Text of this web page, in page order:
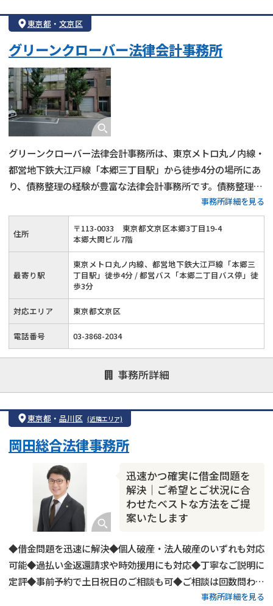
東京都 ・ 文京区
グリーンクローバー法律会計事務所
グリーンクローバー法律会計事務所は、東京メトロ丸ノ内線・
都営地下鉄大江戸線「本郷三丁目駅」から徒歩4分の場所にあ
り、債務整理の経験が豊富な法律会計事務所です。債務整理に
関する初回相談は45分無料で、経済的に不安な方でも相談し
やすい体制を整えています。任意整理だけでなく、個人再生や
自己破産など、依頼者に応じて柔軟にサポートしています。
事務所詳細を見る
住所 〒113-0033
東京都文京区本郷3丁目19-4
本郷大関ビル7階
最寄り駅
東京メトロ丸ノ内線、都営地下鉄大江戸線「本郷三
丁目駅」徒歩4分 / 都営バス「本郷二丁目バス停」徒
歩3分
対応エリア 東京都文京区
電話番号 03-3868-2034
事務所詳細
東京都 ・ 品川区 (近隣エリア)
迅速かつ確実に借金問題を
解決｜ご希望とご状況に合
わせたベストな方法をご提
案いたします
岡田総合法律事務所
◆借金問題を迅速に解決◆個人破産・法人破産のいずれも対応
可能◆過払い金返還請求や時効援用にも対応◆丁寧なご説明に
定評◆事前予約で土日祝日のご相談も可◆ご相談は回数問わず
無料◆弁護士費用の分割払いや後払いも可◆JR・東急電鉄・
事務所詳細を見る